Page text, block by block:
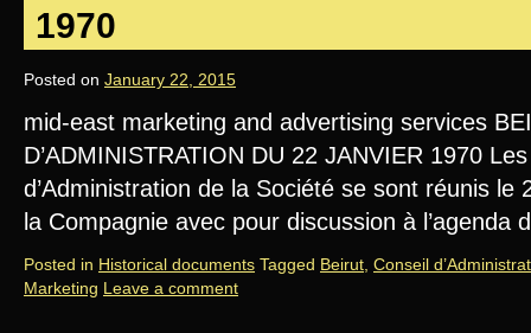
1970
Posted on January 22, 2015
mid-east marketing and advertising services
D’ADMINISTRATION DU 22 JANVIER 1970
d’Administration de la Société se sont réunis le
la Compagnie avec pour discussion à
Posted in Historical documents Tagged Beirut Conseil
Marketing Leave a comment